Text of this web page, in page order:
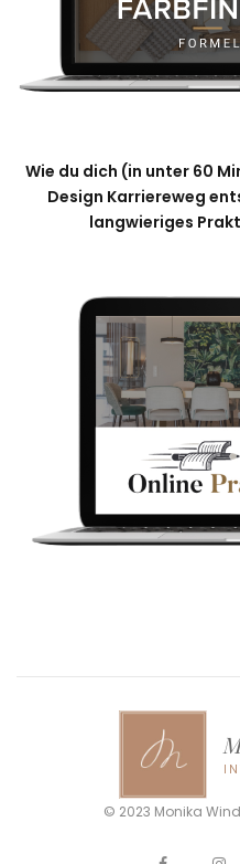
Wie du dich (in unter 60
Design Karriereweg
langwieriges
© 2023 Monika